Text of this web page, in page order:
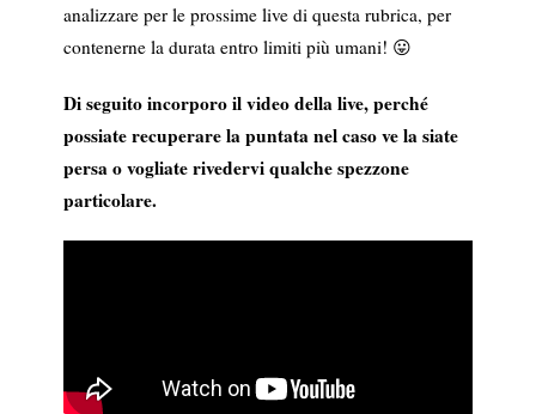
analizzare per le prossime live di questa rubrica, per
contenerne la durata entro limiti più umani! 😛
Di seguito incorporo il video della live, perché
possiate recuperare la puntata nel caso ve la siate
persa o vogliate rivedervi qualche spezzone
particolare.